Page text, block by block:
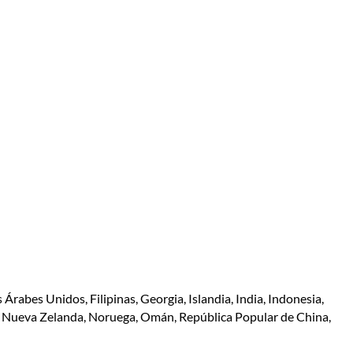
Unidos, Filipinas, Georgia, Islandia, India, Indonesia,
Zelanda, Noruega, Omán, República Popular de China,